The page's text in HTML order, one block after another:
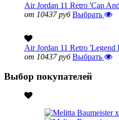
Air Jordan 11 Retro 'Cap
от 10437 руб Выбрать
Air Jordan 11 Retro 'Legend
от 10437 руб Выбрать
Выбор покупателей